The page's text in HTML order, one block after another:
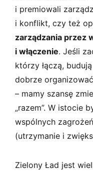
i premiowali
i konflikt, czy też
zarządzania przez
i włączenie. Jeśli
którzy łączą,
dobrze
– mamy szansę
„razem”. W istocie
wspólnych
(utrzymanie i
Zielony Ład jest